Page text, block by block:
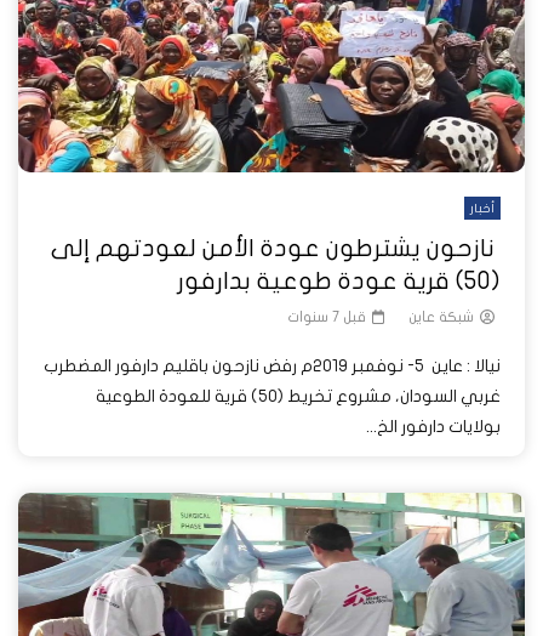
أخبار
نازحون يشترطون عودة الأمن لعودتهم إلى
(50) قرية عودة طوعية بدارفور
شبكة عاين قبل 7 سنوات
نيالا : عاين 5- نوفمبر 2019م رفض نازحون باقليم دارفور المضطرب
غربي السودان، مشروع تخريط (50) قرية للعودة الطوعية
بولايات دارفور الخ...